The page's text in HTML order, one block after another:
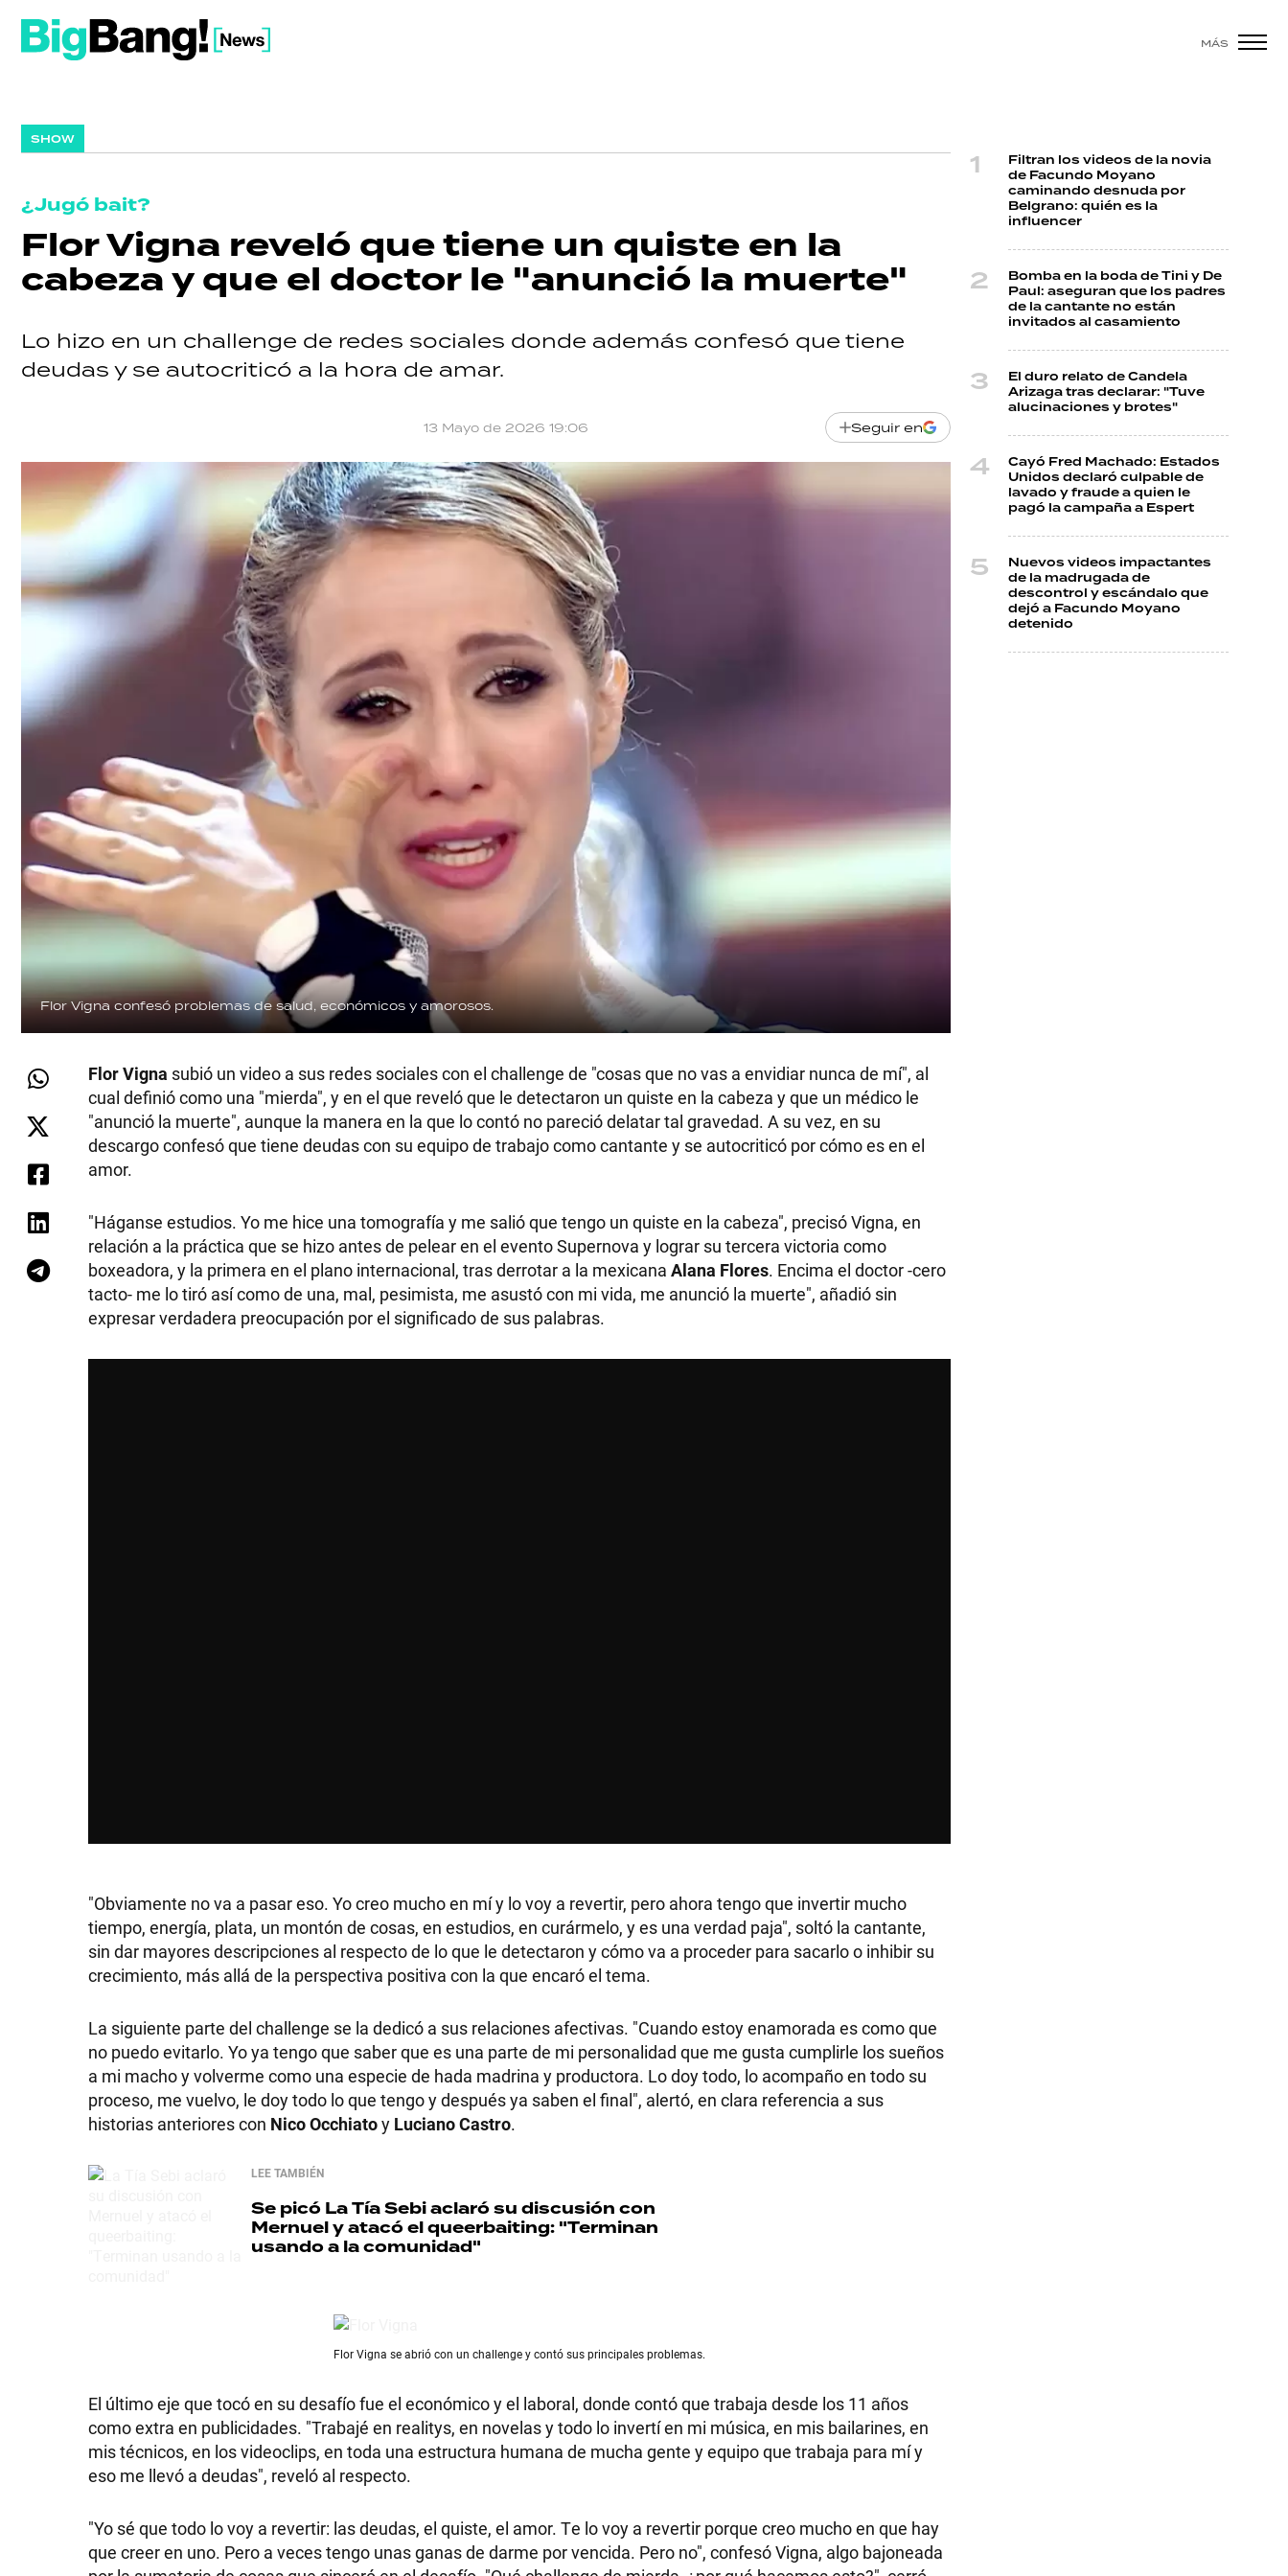
MÁS
SHOW
¿Jugó bait?
Flor Vigna reveló que tiene un quiste en la
cabeza y que el doctor le "anunció la muerte"
Lo hizo en un challenge de redes sociales donde además confesó que tiene
deudas y se autocriticó a la hora de amar.
13 Mayo de 2026 19:06 Seguir en
Flor Vigna confesó problemas de salud, económicos y amorosos.
Flor Vigna subió un video a sus redes sociales con el challenge de "cosas que no vas a envidiar nunca de mí", al
cual definió como una "mierda", y en el que reveló que le detectaron un quiste en la cabeza y que un médico le
"anunció la muerte", aunque la manera en la que lo contó no pareció delatar tal gravedad. A su vez, en su
descargo confesó que tiene deudas con su equipo de trabajo como cantante y se autocriticó por cómo es en el
amor.
"Háganse estudios. Yo me hice una tomografía y me salió que tengo un quiste en la cabeza", precisó Vigna, en
relación a la práctica que se hizo antes de pelear en el evento Supernova y lograr su tercera victoria como
boxeadora, y la primera en el plano internacional, tras derrotar a la mexicana Alana Flores. Encima el doctor -cero
tacto- me lo tiró así como de una, mal, pesimista, me asustó con mi vida, me anunció la muerte", añadió sin
expresar verdadera preocupación por el significado de sus palabras.
"Obviamente no va a pasar eso. Yo creo mucho en mí y lo voy a revertir, pero ahora tengo que invertir mucho
tiempo, energía, plata, un montón de cosas, en estudios, en curármelo, y es una verdad paja", soltó la cantante,
sin dar mayores descripciones al respecto de lo que le detectaron y cómo va a proceder para sacarlo o inhibir su
crecimiento, más allá de la perspectiva positiva con la que encaró el tema.
La siguiente parte del challenge se la dedicó a sus relaciones afectivas. "Cuando estoy enamorada es como que
no puedo evitarlo. Yo ya tengo que saber que es una parte de mi personalidad que me gusta cumplirle los sueños
a mi macho y volverme como una especie de hada madrina y productora. Lo doy todo, lo acompaño en todo su
proceso, me vuelvo, le doy todo lo que tengo y después ya saben el final", alertó, en clara referencia a sus
historias anteriores con Nico Occhiatoy Luciano Castro.
LEE TAMBIÉN
Se picó La Tía Sebi aclaró su discusión con
Mernuel y atacó el queerbaiting: "Terminan
usando a la comunidad"
Flor Vigna se abrió con un challenge y contó sus principales problemas.
El último eje que tocó en su desafío fue el económico y el laboral, donde contó que trabaja desde los 11 años
como extra en publicidades. "Trabajé en realitys, en novelas y todo lo invertí en mi música, en mis bailarines, en
mis técnicos, en los videoclips, en toda una estructura humana de mucha gente y equipo que trabaja para mí y
eso me llevó a deudas", reveló al respecto.
"Yo sé que todo lo voy a revertir: las deudas, el quiste, el amor. Te lo voy a revertir porque creo mucho en que hay
que creer en uno. Pero a veces tengo unas ganas de darme por vencida. Pero no", confesó Vigna, algo bajoneada
Filtran los videos de la novia
de Facundo Moyano
caminando desnuda por
Belgrano: quién es la
influencer
Bomba en la boda de Tini y De
Paul: aseguran que los padres
de la cantante no están
invitados al casamiento
El duro relato de Candela
Arizaga tras declarar: "Tuve
alucinaciones y brotes"
Cayó Fred Machado: Estados
Unidos declaró culpable de
lavado y fraude a quien le
pagó la campaña a Espert
Nuevos videos impactantes
de la madrugada de
descontrol y escándalo que
dejó a Facundo Moyano
detenido
SHOW
POLÍTICA
ACTUALIDAD
POLICIALES
ECONOMÍA
GRAN
HERMANO
DEPORTES
TECNOLOGÍA
HORÓSCOPO